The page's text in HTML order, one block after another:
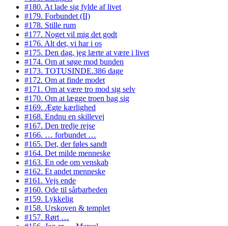
#180. At lade sig fylde af livet
#179. Forbundet (II)
#178. Stille rum
#177. Noget vil mig det godt
#176. Alt det, vi har i os
#175. Den dag, jeg lærte at være i livet
#174. Om at søge mod bunden
#173. TOTUSINDE.386 dage
#172. Om at finde modet
#171. Om at være tro mod sig selv
#170. Om at lægge troen bag sig
#169. Ægte kærlighed
#168. Endnu en skillevej
#167. Den tredje rejse
#166. … forbundet …
#165. Det, der føles sandt
#164. Det milde menneske
#163. En ode om venskab
#162. Et andet menneske
#161. Vejs ende
#160. Ode til sårbarheden
#159. Lykkelig
#158. Urskoven & templet
#157. Rørt …